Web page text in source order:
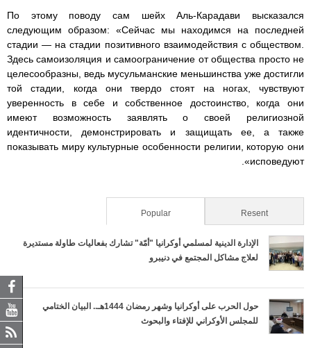
l
i
m
_
d
x
.
d
o
l
i
m
_
e
b
.
e
p
l
i
m
_
f
f
b
2
l
i
m
_
m
.
m
o
l
i
m
_
p
p
d
f
По этому поводу сам шейх Аль-Карадави высказался
следующим образом: «Сейчас мы находимся на последней
стадии — на стадии позитивного взаимодействия с обществом.
Здесь самоизоляция и самоограничение от общества просто не
целесообразны, ведь мусульманские меньшинства уже достигли
той стадии, когда они твердо стоят на ногах, чувствуют
уверенность в себе и собственное достоинство, когда они
имеют возможность заявлять о своей религиозной
идентичности, демонстрировать и защищать ее, а также
показывать миру культурные особенности религии, которую они
исповедуют».
Resent
Popular
الإدارة الدينية لمسلمي أوكرانيا "أمّة" تشارك بفعاليات طاولة مستديرة
لعلاج مشاكل المجتمع في دنيبرو
حول الحرب على أوكرانيا وشهر رمضان 1444هـ.. البيان الختامي
للمجلس الأوكراني للإفتاء والبحوث